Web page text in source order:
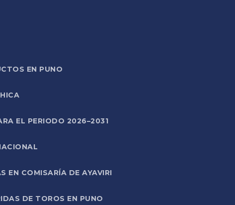
EN PUNO
EL PERIODO 2026–2031
EN COMISARÍA DE AYAVIRI
DE TOROS EN PUNO